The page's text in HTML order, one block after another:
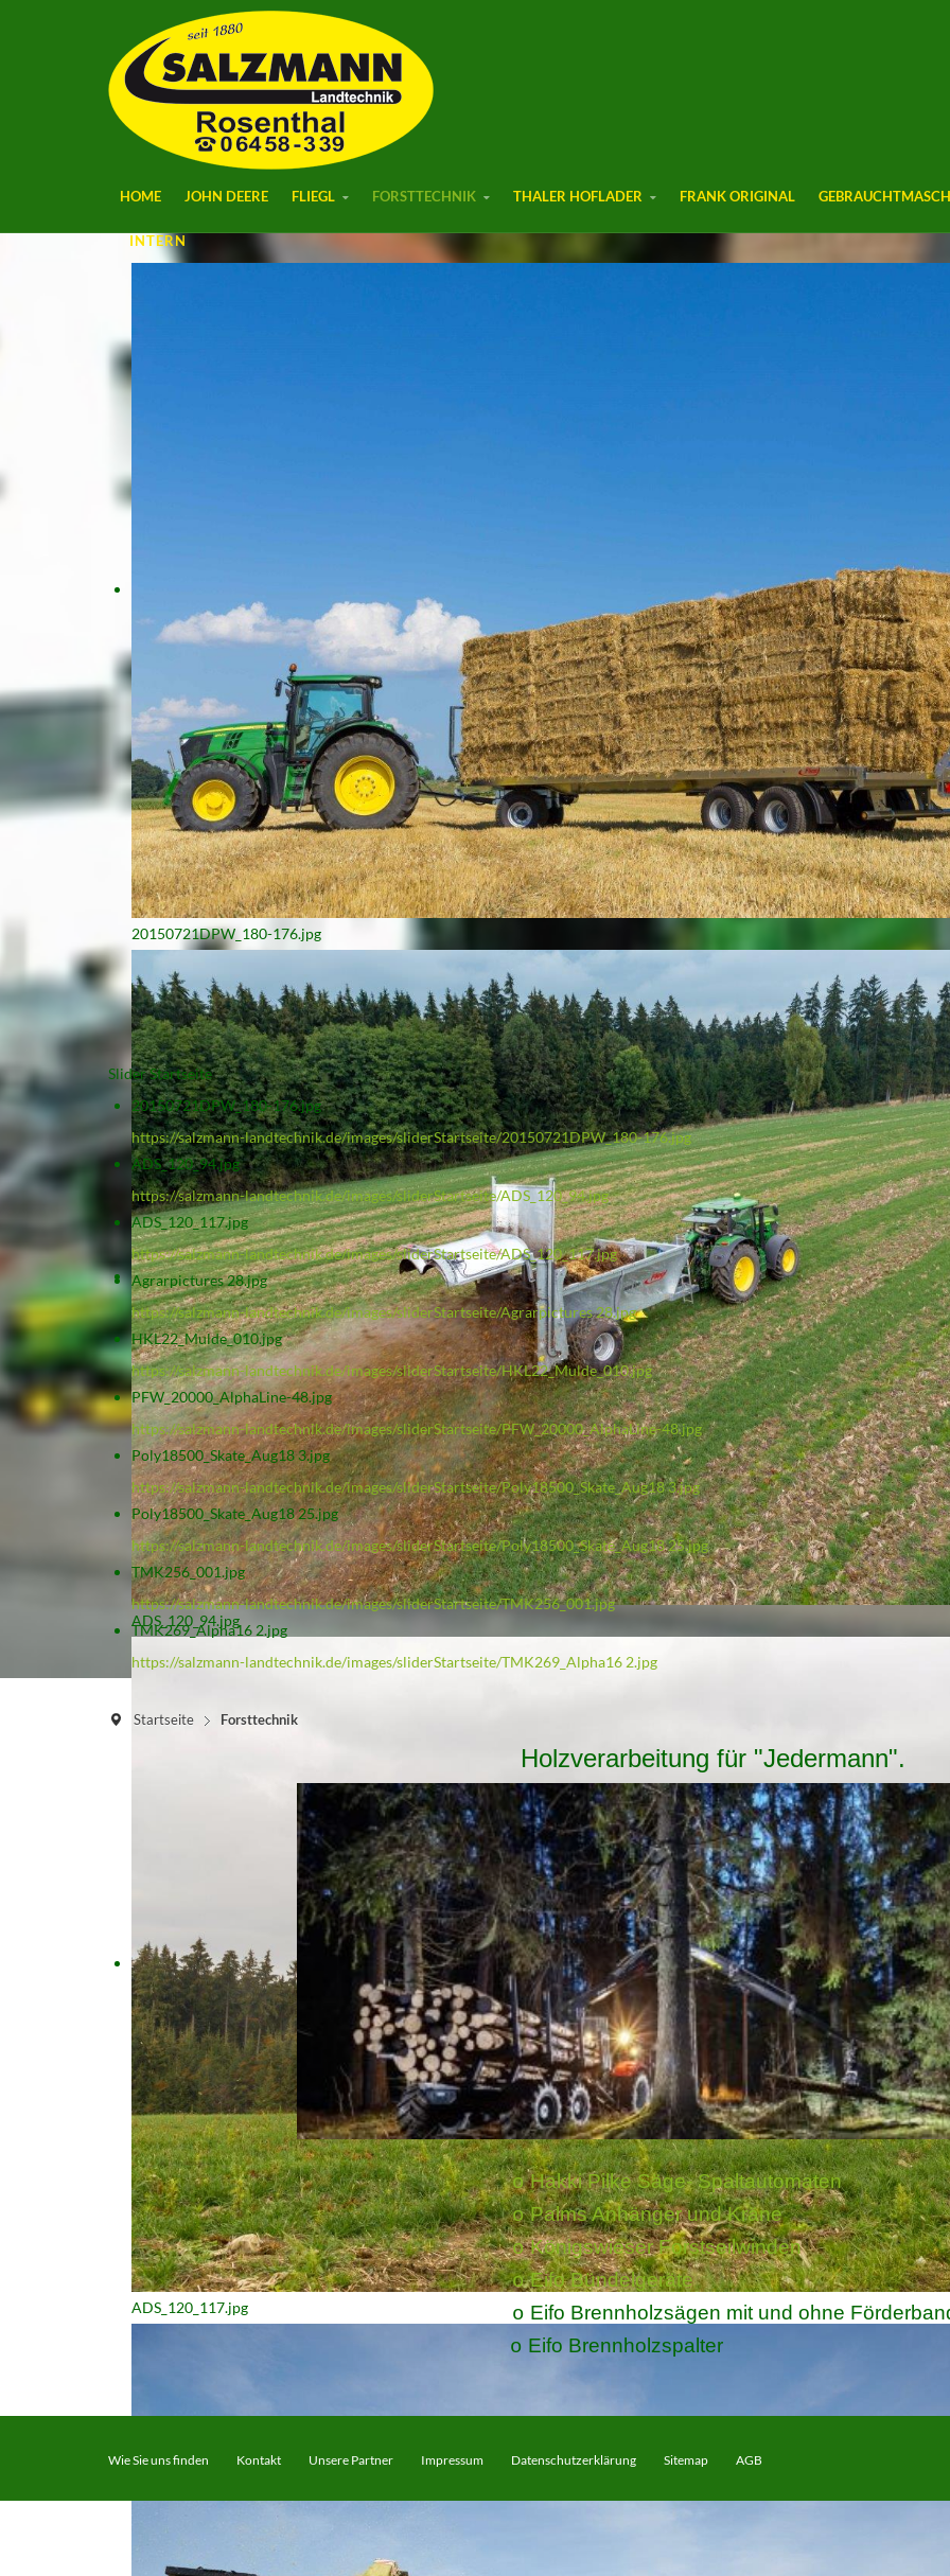
HOME JOHN DEERE FLIEGL FORSTTECHNIK THALER HOFLADER FRANK ORIGINAL
INTERN
20150721DPW_180-176.jpg
ADS_120_94.jpg
ADS_120_117.jpg
Slider Startseite
20150721DPW_180-176.jpg
https://salzmann-landtechnik.de/images/sliderStartseite/20150721DPW_180-176.jpg
ADS_120_94.jpg
https://salzmann-landtechnik.de/images/sliderStartseite/ADS_120_94.jpg
ADS_120_117.jpg
https://salzmann-landtechnik.de/images/sliderStartseite/ADS_120_117.jpg
Agrarpictures 28.jpg
https://salzmann-landtechnik.de/images/sliderStartseite/Agrarpictures 28.jpg
HKL22_Mulde_010.jpg
https://salzmann-landtechnik.de/images/sliderStartseite/HKL22_Mulde_010.jpg
PFW_20000_AlphaLine-48.jpg
https://salzmann-landtechnik.de/images/sliderStartseite/PFW_20000_AlphaLine-48.jpg
Poly18500_Skate_Aug18 3.jpg
https://salzmann-landtechnik.de/images/sliderStartseite/Poly18500_Skate_Aug18 3.jpg
Poly18500_Skate_Aug18 25.jpg
https://salzmann-landtechnik.de/images/sliderStartseite/Poly18500_Skate_Aug18 25.jpg
TMK256_001.jpg
https://salzmann-landtechnik.de/images/sliderStartseite/TMK256_001.jpg
TMK269_Alpha16 2.jpg
https://salzmann-landtechnik.de/images/sliderStartseite/TMK269_Alpha16 2.jpg
Startseite Forsttechnik
Holzverarbeitung für "Jedermann".
o Hakki Pilke Säge- Spaltautomaten
o Palms Anhänger und Kräne
o Königswieser Forstseilwinden
o Eifo Bündelgeräte
o Eifo Brennholzsägen mit und ohne
o Eifo Brennholzspalter
Wie Sie uns finden Kontakt Unsere Partner Impressum Datenschutzerklärung Sitemap AGB